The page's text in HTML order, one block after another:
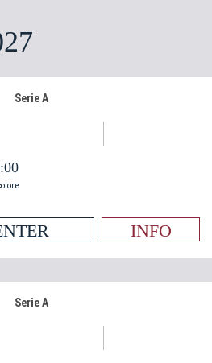
Serie A
INFO
Serie A